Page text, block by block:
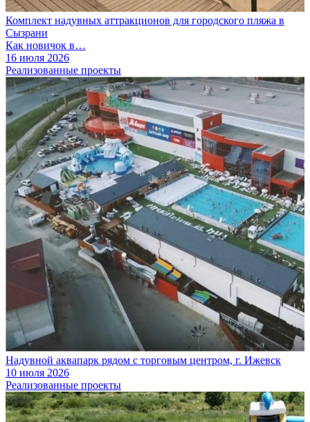
Комплект надувных аттракционов для городского пляжа в
Сызрани
Как новичок в…
16 июля 2026
Реализованные проекты
Надувной аквапарк рядом с торговым центром, г. Ижевск
10 июля 2026
Реализованные проекты